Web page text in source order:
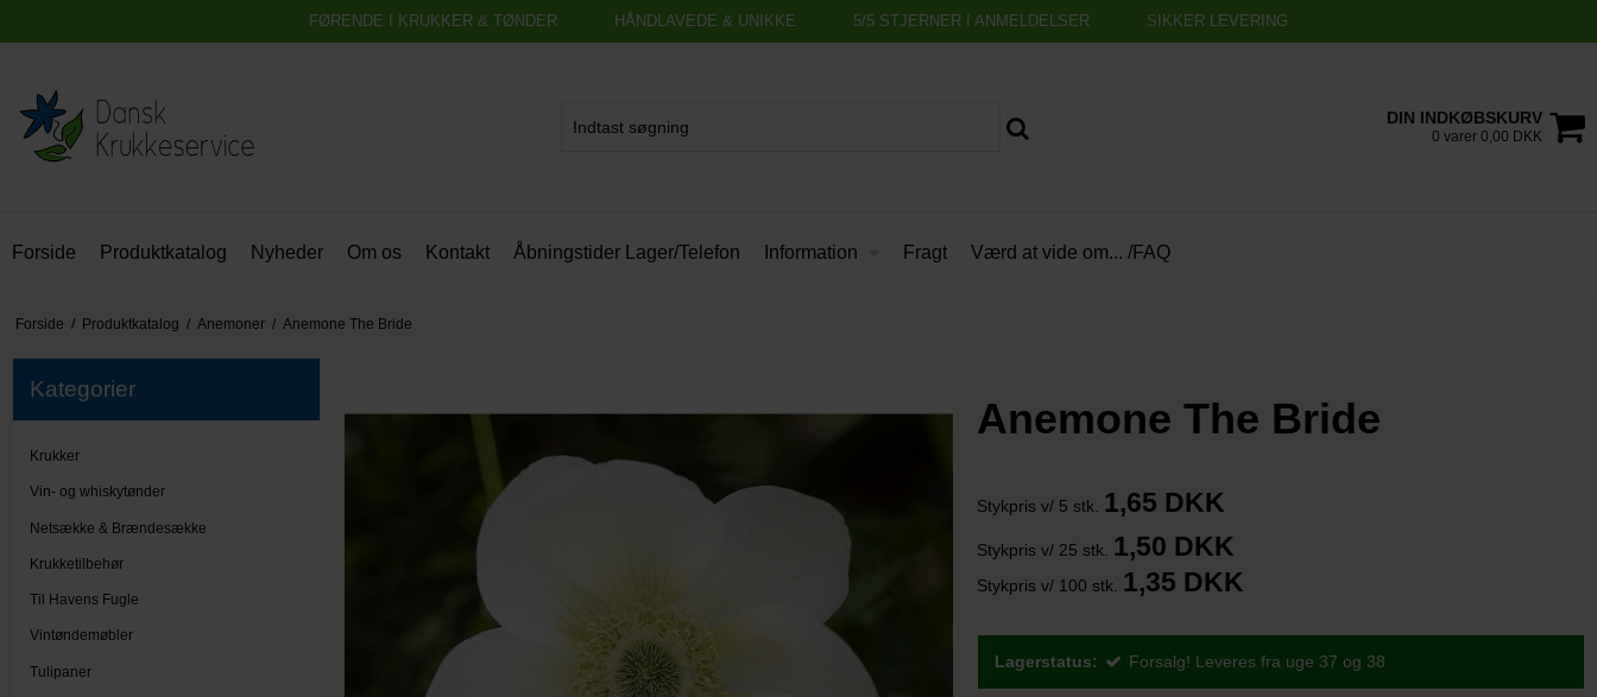
FØRENDE I KRUKKER & TØNDER HÅNDLAVEDE & UNIKKE 5/5 STJERNER I ANMELDELSER SIKKER LEVERING
DIN INDKØBSKURV
0 varer 0,00 DKK
Forside Produktkatalog Nyheder Om os Kontakt Åbningstider Lager/Telefon Information Fragt Værd at vide om... /FAQ
Forside / Produktkatalog / Anemoner / Anemone The Bride
Kategorier
Krukker
Vin- og whiskytønder
Netsække & Brændesække
Krukketilbehør
Til Havens Fugle
Vintøndemøbler
Tulipaner
Anemone The Bride
Stykpris v/ 5 stk. 1,65 DKK
Stykpris v/ 25 stk. 1,50 DKK
Stykpris v/ 100 stk. 1,35 DKK
Lagerstatus: Forsalg! Leveres fra uge 37 og 38